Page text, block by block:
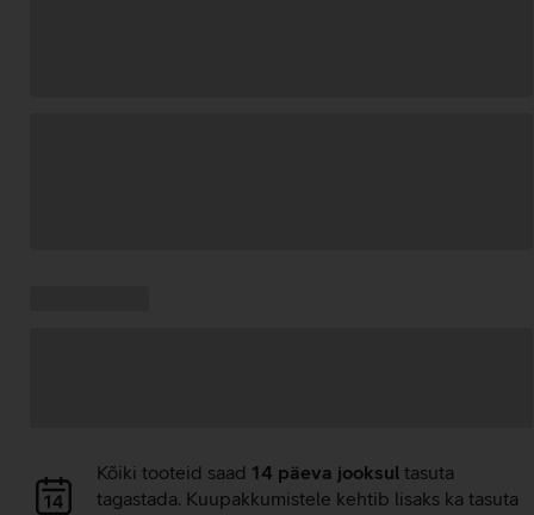
Andmete
laadimine
Kõiki tooteid saad 14 päeva jooksul tasuta
tagastada. Kuupakkumistele kehtib lisaks ka tasuta